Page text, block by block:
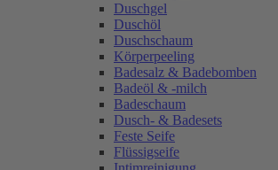
Duschgel
Duschöl
Duschschaum
Körperpeeling
Badesalz & Badebomben
Badeöl & -milch
Badeschaum
Dusch- & Badesets
Feste Seife
Flüssigseife